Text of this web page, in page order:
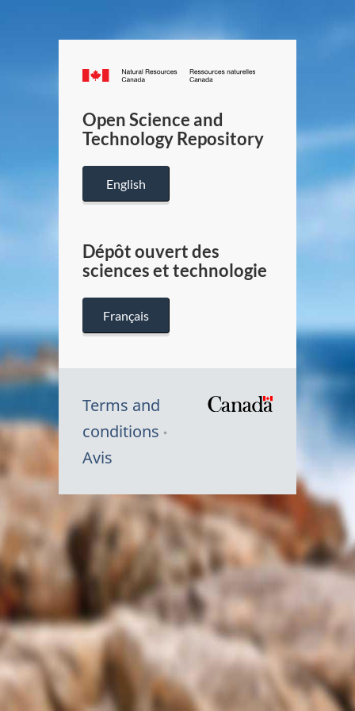
Canada.ca
/
Canada
Open Science and
Technology Repository
English
Dépôt ouvert des
sciences et technologie
Français
Terms and
conditions
Avis
Symbole
du
Canada